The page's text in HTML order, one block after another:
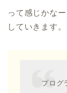
って感じかな
していきます。
プログ